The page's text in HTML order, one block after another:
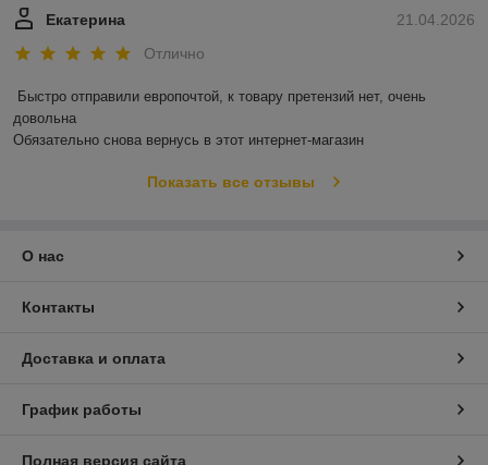
21.04.2026
Екатерина
Отлично
Быстро отправили европочтой, к товару претензий нет, очень
довольна
Обязательно снова вернусь в этот интернет-магазин
Показать все отзывы
О нас
Контакты
Доставка и оплата
График работы
Полная версия сайта